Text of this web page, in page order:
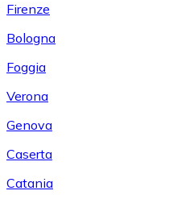
Firenze
Bologna
Foggia
Verona
Genova
Caserta
Catania